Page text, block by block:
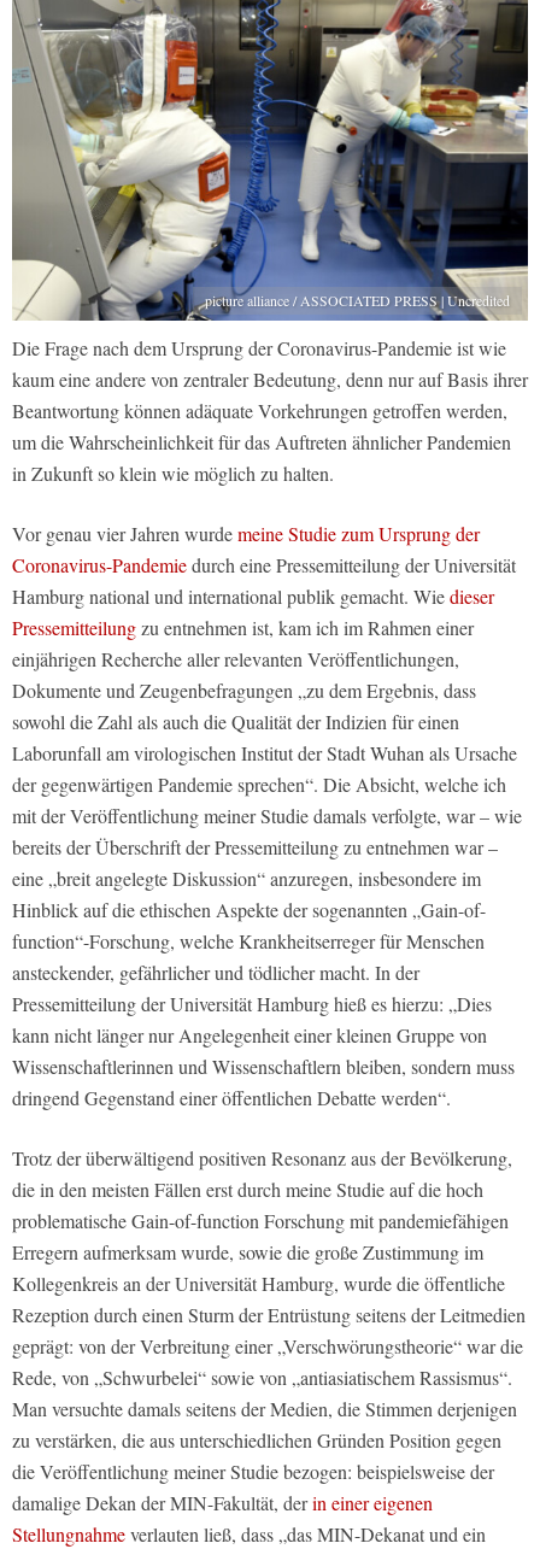
picture alliance / ASSOCIATED PRESS | Uncredited
Die Frage nach dem Ursprung der Coronavirus-Pandemie ist wie
kaum eine andere von zentraler Bedeutung, denn nur auf Basis ihrer
Beantwortung können adäquate Vorkehrungen getroffen werden,
um die Wahrscheinlichkeit für das Auftreten ähnlicher Pandemien
in Zukunft so klein wie möglich zu halten.
Vor genau vier Jahren wurdemeine Studie zum Ursprung der
Coronavirus-Pandemiedurch eine Pressemitteilung der Universität
Hamburg national und international publik gemacht. Wiedieser
Pressemitteilungzu entnehmen ist, kam ich im Rahmen einer
einjährigen Recherche aller relevanten Veröffentlichungen,
Dokumente und Zeugenbefragungen „zu dem Ergebnis, dass
sowohl die Zahl als auch die Qualität der Indizien für einen
Laborunfall am virologischen Institut der Stadt Wuhan als Ursache
der gegenwärtigen Pandemie sprechen“. Die Absicht, welche ich
mit der Veröffentlichung meiner Studie damals verfolgte, war – wie
bereits der Überschrift der Pressemitteilung zu entnehmen war –
eine „breit angelegte Diskussion“ anzuregen, insbesondere im
Hinblick auf die ethischen Aspekte der sogenannten „Gain-of-
function“-Forschung, welche Krankheitserreger für Menschen
ansteckender, gefährlicher und tödlicher macht. In der
Pressemitteilung der Universität Hamburg hieß es hierzu: „Dies
kann nicht länger nur Angelegenheit einer kleinen Gruppe von
Wissenschaftlerinnen und Wissenschaftlern bleiben, sondern muss
dringend Gegenstand einer öffentlichen Debatte werden“.
Trotz der überwältigend positiven Resonanz aus der Bevölkerung,
die in den meisten Fällen erst durch meine Studie auf die hoch
problematische Gain-of-function Forschung mit pandemiefähigen
Erregern aufmerksam wurde, sowie die große Zustimmung im
Kollegenkreis an der Universität Hamburg, wurde die öffentliche
Rezeption durch einen Sturm der Entrüstung seitens der Leitmedien
geprägt: von der Verbreitung einer „Verschwörungstheorie“ war die
Rede, von „Schwurbelei“ sowie von „antiasiatischem Rassismus“.
Man versuchte damals seitens der Medien, die Stimmen derjenigen
zu verstärken, die aus unterschiedlichen Gründen Position gegen
die Veröffentlichung meiner Studie bezogen: beispielsweise der
damalige Dekan der MIN-Fakultät, derin einer eigenen
Stellungnahmeverlauten ließ, dass „das MIN-Dekanat und ein